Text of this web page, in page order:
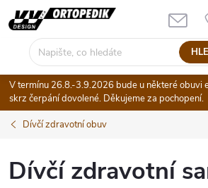
Přejít
na
V termínu 26.8.-3.9.2026 bude u některé obuvi
skrz čerpání dovolené. Děkujeme za pochopení.
Dívčí zdravotní obuv
Dívčí zdravotní